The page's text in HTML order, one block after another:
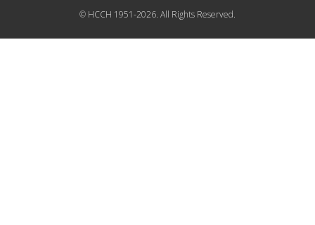
© HCCH 1951-2026. All Rights Reserved.